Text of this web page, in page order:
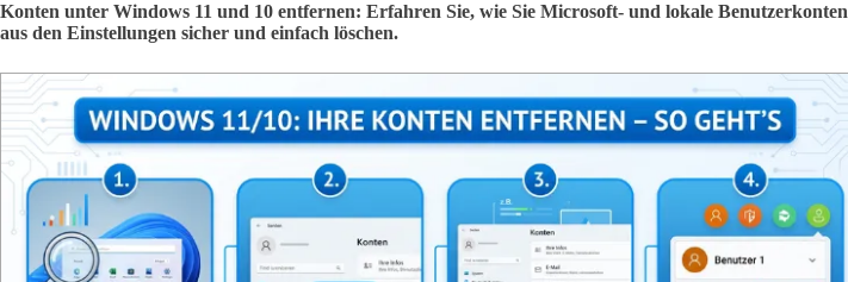
Konten unter Windows 11 und 10 entfernen: Erfahren Sie, wie Sie Microsoft- und lokale Benutzerkonten
aus den Einstellungen sicher und einfach löschen.